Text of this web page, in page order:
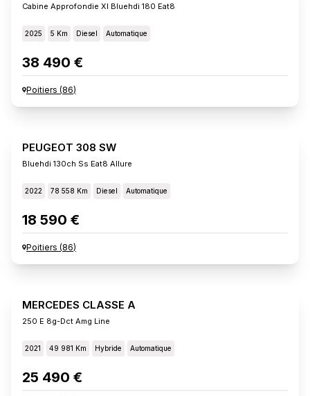
Cabine Approfondie Xl Bluehdi 180 Eat8
2025 5 Km Diesel Automatique
38 490 €
Poitiers (86)
PEUGEOT 308 SW
Bluehdi 130ch Ss Eat8 Allure
2022 78 558 Km Diesel Automatique
18 590 €
Poitiers (86)
MERCEDES CLASSE A
250 E 8g-Dct Amg Line
2021 49 981 Km Hybride Automatique
25 490 €